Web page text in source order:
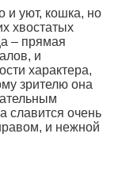
уют, кошка, но
хвостатых
– прямая
и
характера,
зрителю она
славится очень
и нежной